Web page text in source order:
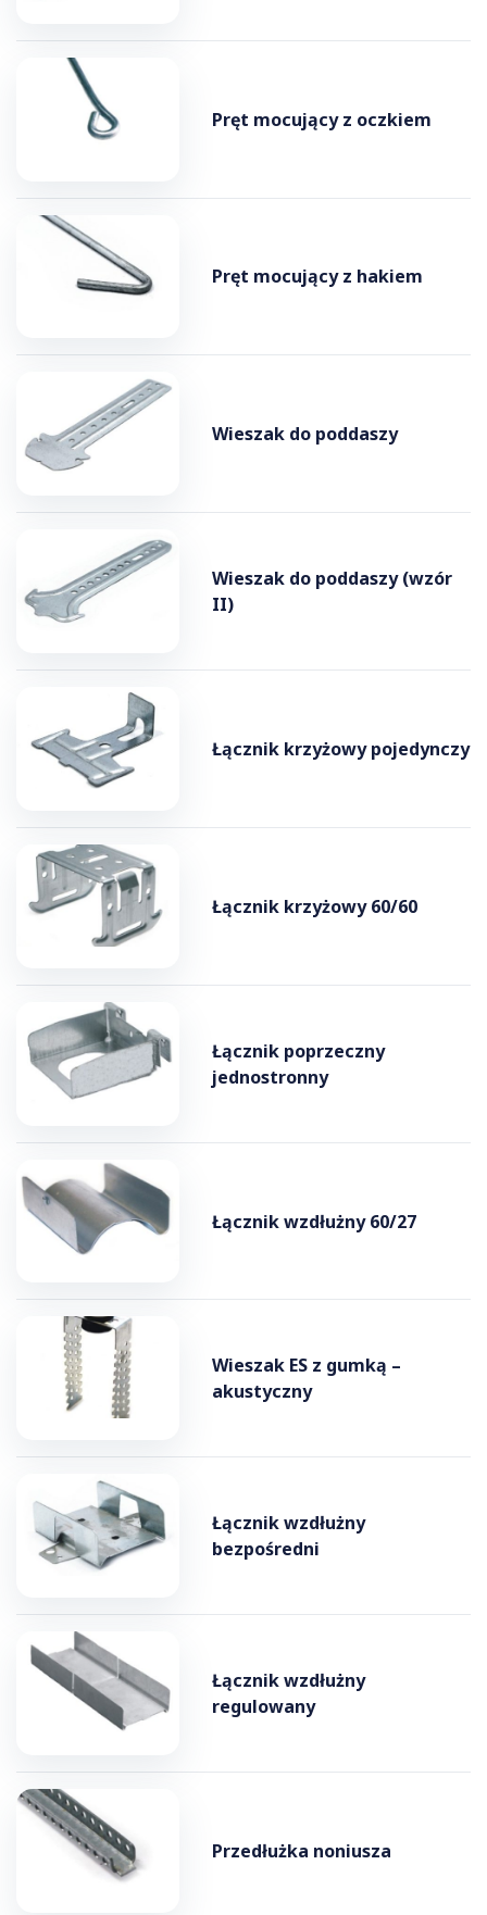
Pręt mocujący z oczkiem
Pręt mocujący z hakiem
Wieszak do poddaszy
Wieszak do poddaszy (wzór
II)
Łącznik krzyżowy pojedynczy
Łącznik krzyżowy 60/60
Łącznik poprzeczny
jednostronny
Łącznik wzdłużny 60/27
Wieszak ES z gumką –
akustyczny
Łącznik wzdłużny
bezpośredni
Łącznik wzdłużny
regulowany
Przedłużka noniusza